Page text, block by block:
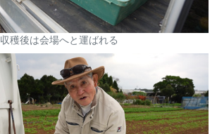
収穫後は会場へと運ばれる